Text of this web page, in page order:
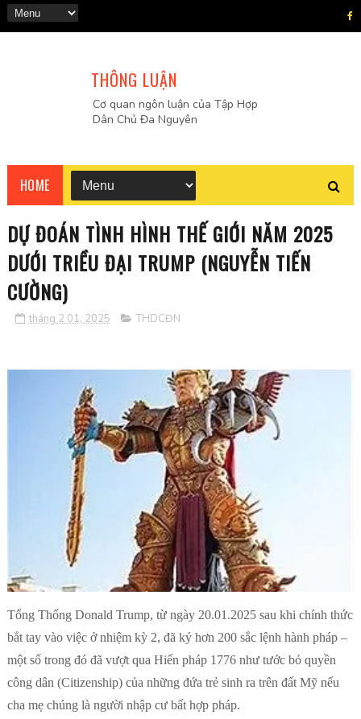
THÔNG LUẬN
Cơ quan ngôn luận của Tập Hợp
Dân Chủ Đa Nguyên
HOME
DỰ ĐOÁN TÌNH HÌNH THẾ GIỚI NĂM 2025
DƯỚI TRIỀU ĐẠI TRUMP (NGUYỄN TIẾN
CƯỜNG)
tháng 2 01, 2025 THDCĐN
Tổng Thống Donald Trump, từ ngày 20.01.2025 sau khi chính thức
bắt tay vào việc ở nhiệm kỳ 2, đã ký hơn 200 sắc lệnh hành pháp –
một số trong đó đã vượt qua Hiến pháp 1776 như tước bỏ quyền
công dân (Citizenship) của những đứa trẻ sinh ra trên đất Mỹ nếu
cha mẹ chúng là người nhập cư bất hợp pháp.